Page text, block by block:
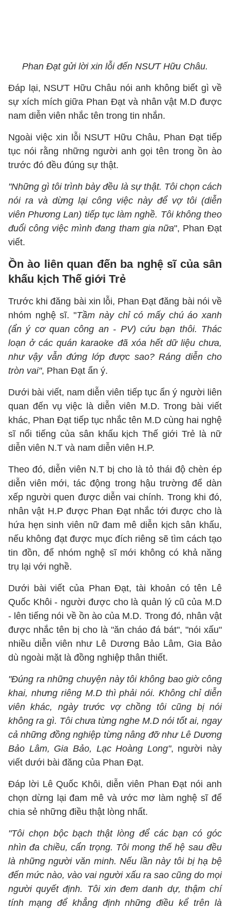
Phan Đạt gửi lời xin lỗi đến NSƯT Hữu Châu.
Đáp lại, NSƯT Hữu Châu nói anh không biết gì về
sự xích mích giữa Phan Đạt và nhân vật M.D được
nam diễn viên nhắc tên trong tin nhắn.
Ngoài việc xin lỗi NSƯT Hữu Châu, Phan Đạt tiếp
tục nói rằng những người anh gọi tên trong ồn ào
trước đó đều đúng sự thật.
"Những gì tôi trình bày đều là sự thật. Tôi chọn cách
nói ra và dừng lại công việc này để vợ tôi (diễn
viên Phương Lan) tiếp tục làm nghề. Tôi không theo
đuổi công việc mình đang tham gia nữa", Phan Đạt
viết.
Ồn ào liên quan đến ba nghệ sĩ của sân
khấu kịch Thế giới Trẻ
Trước khi đăng bài xin lỗi, Phan Đạt đăng bài nói về
nhóm nghệ sĩ. "Tầm này chỉ có mấy chú áo xanh
(ẩn ý cơ quan công an - PV) cứu bạn thôi. Thác
loạn ở các quán karaoke đã xóa hết dữ liệu chưa,
như vậy vẫn đứng lớp được sao? Ráng diễn cho
tròn vai", Phan Đạt ẩn ý.
Dưới bài viết, nam diễn viên tiếp tục ẩn ý người liên
quan đến vụ việc là diễn viên M.D. Trong bài viết
khác, Phan Đạt tiếp tục nhắc tên M.D cùng hai nghệ
sĩ nổi tiếng của sân khấu kịch Thế giới Trẻ là nữ
diễn viên N.T và nam diễn viên H.P.
Theo đó, diễn viên N.T bị cho là tỏ thái độ chèn ép
diễn viên mới, tác động trong hậu trường để dàn
xếp người quen được diễn vai chính. Trong khi đó,
nhân vật H.P được Phan Đạt nhắc tới được cho là
hứa hẹn sinh viên nữ đam mê diễn kịch sân khấu,
nếu không đạt được mục đích riêng sẽ tìm cách tạo
tin đồn, để nhóm nghệ sĩ mới không có khả năng
trụ lại với nghề.
Dưới bài viết của Phan Đạt, tài khoản có tên Lê
Quốc Khôi - người được cho là quản lý cũ của M.D
- lên tiếng nói về ồn ào của M.D. Trong đó, nhân vật
được nhắc tên bị cho là "ăn cháo đá bát", "nói xấu"
nhiều diễn viên như Lê Dương Bảo Lâm, Gia Bảo
dù ngoài mặt là đồng nghiệp thân thiết.
"Đúng ra những chuyện này tôi không bao giờ công
khai, nhưng riêng M.D thì phải nói. Không chỉ diễn
viên khác, ngày trước vợ chồng tôi cũng bị nói
không ra gì. Tôi chưa từng nghe M.D nói tốt ai, ngay
cả những đồng nghiệp từng nâng đỡ như Lê Dương
Bảo Lâm, Gia Bảo, Lạc Hoàng Long", người này
viết dưới bài đăng của Phan Đạt.
Đáp lời Lê Quốc Khôi, diễn viên Phan Đạt nói anh
chọn dừng lại đam mê và ước mơ làm nghệ sĩ để
chia sẻ những điều thật lòng nhất.
"Tôi chọn bộc bạch thật lòng để các bạn có góc
nhìn đa chiều, cẩn trọng. Tôi mong thế hệ sau đều
là những người văn minh. Nếu lần này tôi bị hạ bệ
đến mức nào, vào vai người xấu ra sao cũng do mọi
người quyết định. Tôi xin đem danh dự, thậm chí
tính mạng để khẳng định những điều kể trên là